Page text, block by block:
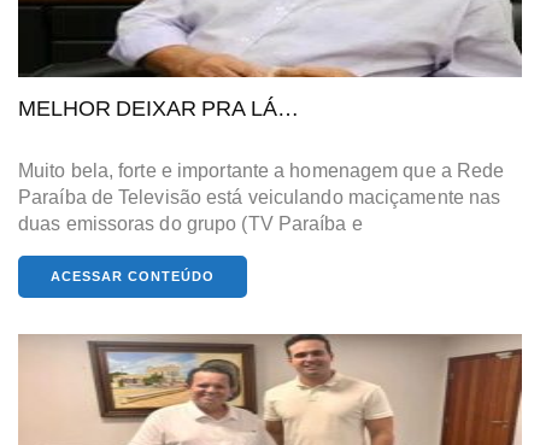
MELHOR DEIXAR PRA LÁ…
Muito bela, forte e importante a homenagem que a Rede
Paraíba de Televisão está veiculando maciçamente nas
duas emissoras do grupo (TV Paraíba e
ACESSAR CONTEÚDO